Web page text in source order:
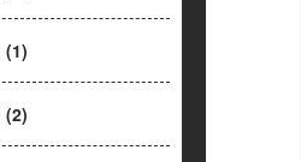
(1)
(2)